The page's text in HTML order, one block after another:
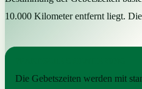
10.000 Kilometer entfernt liegt.
Die Gebetszeiten werden mit